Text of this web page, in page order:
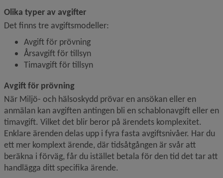
Olika typer av avgifter
Det finns tre avgiftsmodeller:
Avgift för prövning
Årsavgift för tillsyn
Timavgift för tillsyn
Avgift för prövning
När Miljö- och hälsoskydd prövar en ansökan eller en
anmälan kan avgiften antingen bli en schablonavgift eller en
timavgift. Vilket det blir beror på ärendets komplexitet.
Enklare ärenden delas upp i fyra fasta avgiftsnivåer. Har du
ett mer komplext ärende, där tidsåtgången är svår att
beräkna i förväg, får du istället betala för den tid det tar att
handlägga ditt specifika ärende.